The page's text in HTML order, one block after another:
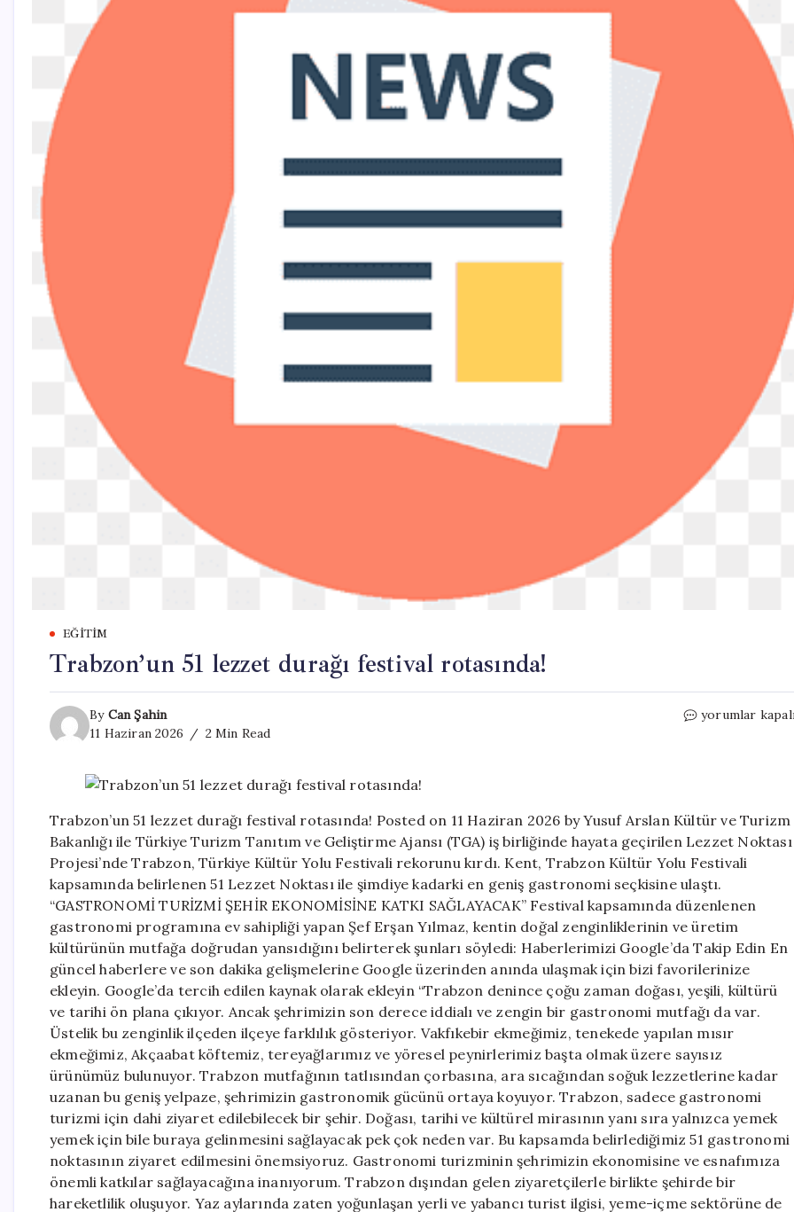
EĞITIM
Trabzon’un 51 lezzet durağı festival rotasında!
By Can Şahin
11 Haziran 2026
2 Min Read
Trabzon’un
için
yorumlar
Trabzon’un 51 lezzet durağı festival rotasında! Posted on 11 Haziran 2026 by Yusuf Arslan Kültür ve Turizm
Bakanlığı ile Türkiye Turizm Tanıtım ve Geliştirme Ajansı (TGA) iş birliğinde hayata geçirilen Lezzet Noktası
Projesi’nde Trabzon, Türkiye Kültür Yolu Festivali rekorunu kırdı. Kent, Trabzon Kültür Yolu Festivali
kapsamında belirlenen 51 Lezzet Noktası ile şimdiye kadarki en geniş gastronomi seçkisine ulaştı.
“GASTRONOMİ TURİZMİ ŞEHİR EKONOMİSİNE KATKI SAĞLAYACAK” Festival kapsamında düzenlenen
gastronomi programına ev sahipliği yapan Şef Erşan Yılmaz, kentin doğal zenginliklerinin ve üretim
kültürünün mutfağa doğrudan yansıdığını belirterek şunları söyledi: Haberlerimizi Google’da Takip Edin En
güncel haberlere ve son dakika gelişmelerine Google üzerinden anında ulaşmak için bizi favorilerinize
ekleyin. Google’da tercih edilen kaynak olarak ekleyin “Trabzon denince çoğu zaman doğası, yeşili, kültürü
ve tarihi ön plana çıkıyor. Ancak şehrimizin son derece iddialı ve zengin bir gastronomi mutfağı da var.
Üstelik bu zenginlik ilçeden ilçeye farklılık gösteriyor. Vakfıkebir ekmeğimiz, tenekede yapılan mısır
ekmeğimiz, Akçaabat köftemiz, tereyağlarımız ve yöresel peynirlerimiz başta olmak üzere sayısız
ürünümüz bulunuyor. Trabzon mutfağının tatlısından çorbasına, ara sıcağından soğuk lezzetlerine kadar
uzanan bu geniş yelpaze, şehrimizin gastronomik gücünü ortaya koyuyor. Trabzon, sadece gastronomi
turizmi için dahi ziyaret edilebilecek bir şehir. Doğası, tarihi ve kültürel mirasının yanı sıra yalnızca yemek
yemek için bile buraya gelinmesini sağlayacak pek çok neden var. Bu kapsamda belirlediğimiz 51 gastronomi
noktasının ziyaret edilmesini önemsiyoruz. Gastronomi turizminin şehrimizin ekonomisine ve esnafımıza
önemli katkılar sağlayacağına inanıyorum. Trabzon dışından gelen ziyaretçilerle birlikte şehirde bir
hareketlilik oluşuyor. Yaz aylarında zaten yoğunlaşan yerli ve yabancı turist ilgisi, yeme-içme sektörüne de